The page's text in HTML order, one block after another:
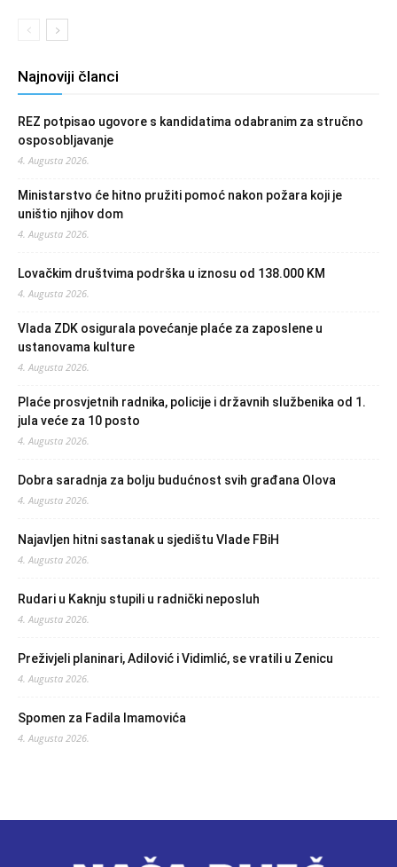
Najnoviji članci
REZ potpisao ugovore s kandidatima odabranim za stručno
osposobljavanje
4. Augusta 2026.
Ministarstvo će hitno pružiti pomoć nakon požara koji je
uništio njihov dom
4. Augusta 2026.
Lovačkim društvima podrška u iznosu od 138.000 KM
4. Augusta 2026.
Vlada ZDK osigurala povećanje plaće za zaposlene u
ustanovama kulture
4. Augusta 2026.
Plaće prosvjetnih radnika, policije i državnih službenika od 1.
jula veće za 10 posto
4. Augusta 2026.
Dobra saradnja za bolju budućnost svih građana Olova
4. Augusta 2026.
Najavljen hitni sastanak u sjedištu Vlade FBiH
4. Augusta 2026.
Rudari u Kaknju stupili u radnički neposluh
4. Augusta 2026.
Preživjeli planinari, Adilović i Vidimlić, se vratili u Zenicu
4. Augusta 2026.
Spomen za Fadila Imamovića
4. Augusta 2026.